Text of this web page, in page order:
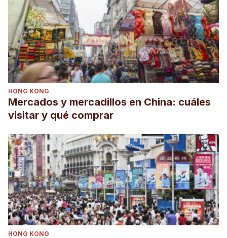
HONG KONG
Mercados y mercadillos en China: cuáles
visitar y qué comprar
HONG KONG